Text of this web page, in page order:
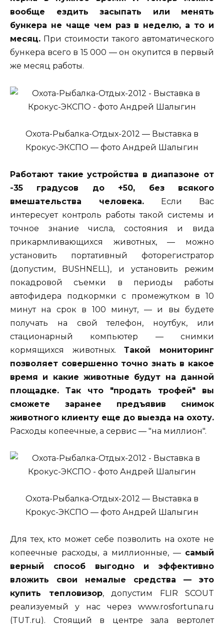
вообще ездить засыпать или менять
бункера не чаще чем раз в неделю, а то и
месяц. При стоимости такого автоматического
бункера всего в 15 000 — он окупится в первый
же месяц работы.
Охота-Рыбалка-Отдых-2012 — Выставка в
Крокус-ЭКСПО — фото Андрей Шалыгин
Работают такие устройства в диапазоне от
-35 градусов до +50, без всякого
вмешательства человека. Если Вас
интересует контроль работы такой системы и
точное знание числа, состояния и вида
прикармливающихся животных, — можно
установить портативный фоторегистратор
(допустим, BUSHNELL), и установить режим
покадровой съемки в периоды работы
автофидера подкормки с промежутком в 10
минут на срок в 100 минут, — и вы будете
получать на свой телефон, ноутбук, или
стационарный компьютер — снимки
кормящихся животных.Такой мониторинг
позволяет совершенно точно знать в какое
время и какие животные будут на данной
площадке. Так что "продать трофей" вы
сможете заранее предъявив снимок
животного клиенту еще до выезда на охоту.
Расходы копеечные, а сервис — "на миллион".
Охота-Рыбалка-Отдых-2012 — Выставка в
Крокус-ЭКСПО — фото Андрей Шалыгин
Для тех, кто может себе позволить на охоте не
копеечные расходы, а миллионные, — самый
верный способ выгодно и эффективно
вложить свои немалые средства — это
купить тепловизор, допустим FLIR SCOUT
реализуемый у нас через www.rosfortuna.ru
(TUT.ru). Стоящий в центре зала вертолет